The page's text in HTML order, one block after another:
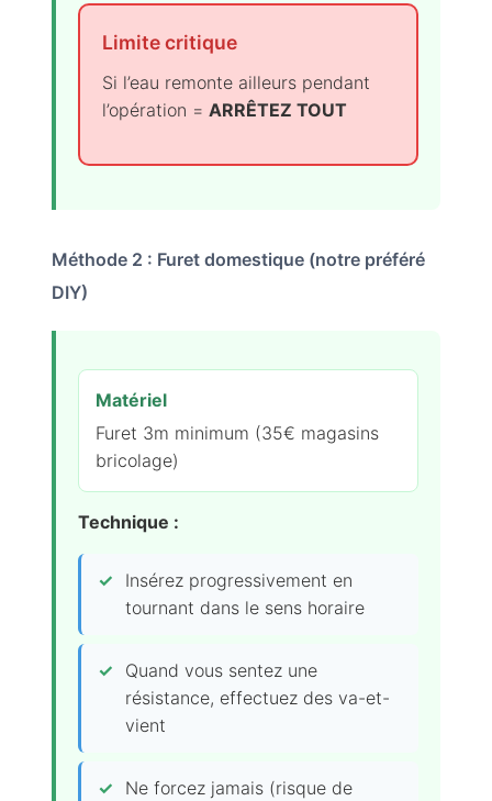
Limite critique
Si l’eau remonte ailleurs pendant
l’opération = ARRÊTEZ TOUT
Méthode 2 : Furet domestique (notre préféré
DIY)
Matériel
Furet 3m minimum (35€ magasins
bricolage)
Technique :
Insérez progressivement en
tournant dans le sens horaire
Quand vous sentez une
résistance, effectuez des va-et-
vient
Ne forcez jamais (risque de